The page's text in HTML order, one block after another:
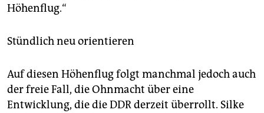
Höhenflug.“
Stündlich neu orientieren
Auf diesen Höhenflug folgt manchmal jedoch auch
der freie Fall, die Ohnmacht über eine
Entwicklung, die die DDR derzeit überrollt. Silke